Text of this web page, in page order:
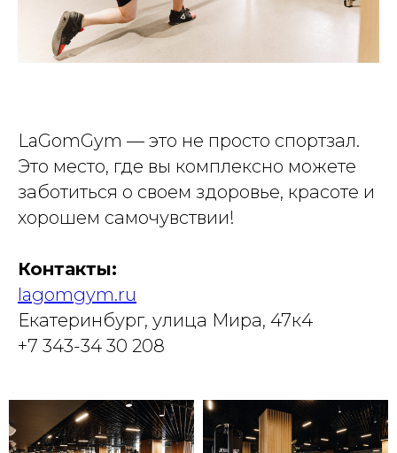
LaGomGym — это не просто спортзал.
Это место, где вы комплексно можете
заботиться о своем здоровье, красоте и
хорошем самочувствии!
Контакты:
lagomgym.ru
Екатеринбург, улица Мира, 47к4
+7 343-34 30 208